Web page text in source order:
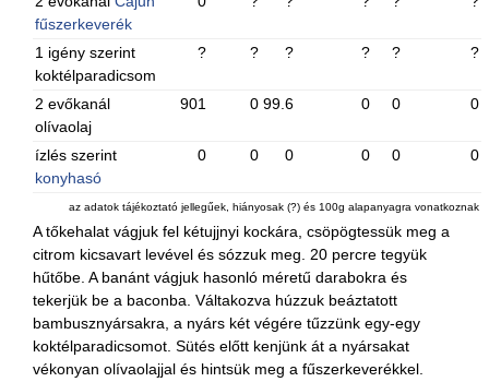
fűszerkeverék
1 igény szerint
koktélparadicsom
? ? ? ? ? ?
2 evőkanál
olívaolaj
901 0 99.6 0 0 0
ízlés szerint
konyhasó
0 0 0 0 0 0
az adatok tájékoztató jellegűek, hiányosak (?) és 100g alapanyagra vonatkoznak
A tőkehalat vágjuk fel kétujjnyi kockára, csöpögtessük meg a
citrom kicsavart levével és sózzuk meg. 20 percre tegyük
hűtőbe. A banánt vágjuk hasonló méretű darabokra és
tekerjük be a baconba. Váltakozva húzzuk beáztatott
bambusznyársakra, a nyárs két végére tűzzünk egy-egy
koktélparadicsomot. Sütés előtt kenjünk át a nyársakat
vékonyan olívaolajjal és hintsük meg a fűszerkeverékkel.